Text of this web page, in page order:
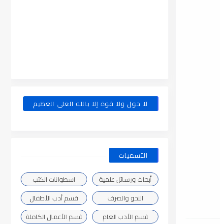
لا حول ولا قوة إلا بالله العلى العظيم
التسميات
أبحاث ورسائل علمية
اسطوانات الكتب
النحو والصرف
قسم أدب الأطفال
قسم الأدب العام
قسم الأعمال الكاملة